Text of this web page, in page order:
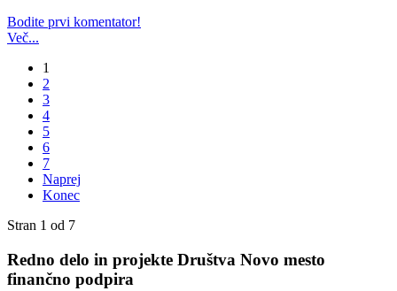
Bodite prvi komentator!
Več...
1
2
3
4
5
6
7
Naprej
Konec
Stran 1 od 7
Redno delo in projekte Društva Novo mesto
finančno podpira